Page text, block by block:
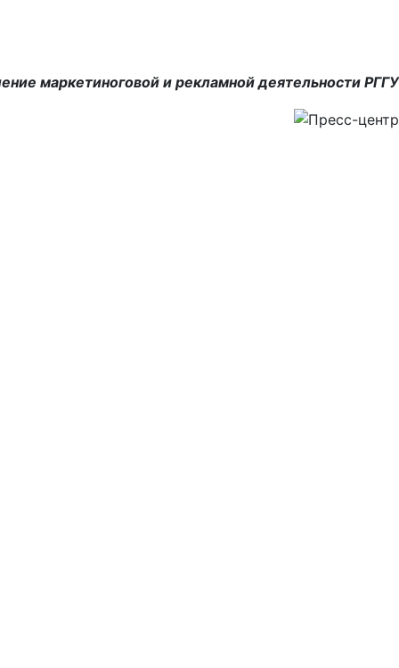
маркетиноговой и рекламной деятельности РГГУ